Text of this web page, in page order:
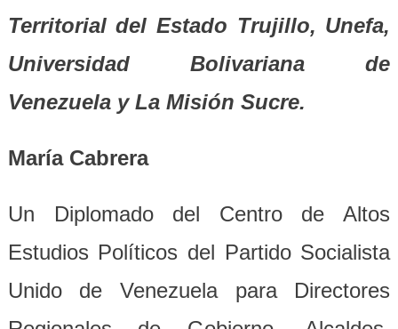
Territorial del Estado Trujillo, Unefa,
Universidad Bolivariana de
Venezuela y La Misión Sucre.
María Cabrera
Un Diplomado del Centro de Altos
Estudios Políticos del Partido Socialista
Unido de Venezuela para Directores